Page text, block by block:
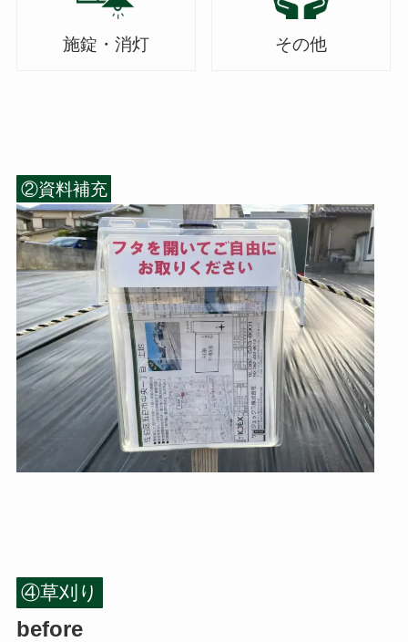
施錠・消灯 その他
②資料補充
④草刈り
before